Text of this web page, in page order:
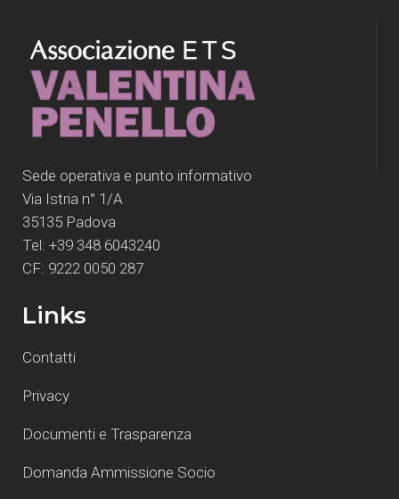
Sede operativa e punto informativo
Via Istria n° 1/A
35135 Padova
Tel: +39 348 6043240
CF: 9222 0050 287
Links
Contatti
Privacy
Documenti e Trasparenza
Domanda Ammissione Socio